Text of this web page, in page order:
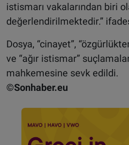
istismarı vakalarından biri
değerlendirilmektedir.”
Dosya, “cinayet”,
ve “ağır istismar”
mahkemesine sevk edildi.
©Sonhaber.eu